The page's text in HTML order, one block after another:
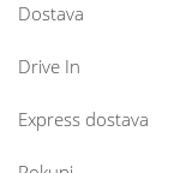
Dostava
Drive In
Express dostava